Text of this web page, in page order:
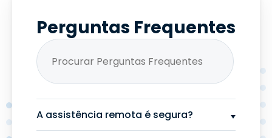
Perguntas Frequentes
A assistência remota é segura?